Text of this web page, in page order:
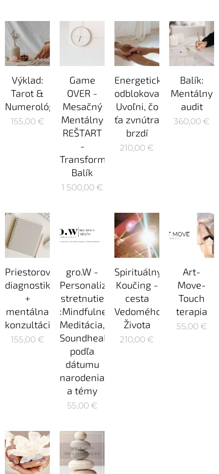
Výklad:
Tarot &
Numerológia
155,00€
Game
OVER -
Mesačný
Mentálny
REŠTART
-
Transformačný
Balík
1 500,00€
Energetické
odblokovanie:
Uvoľni, čo
ťa zvnútra
brzdí
210,00 €
Balík:
Mentálny
audit
360,00 €
Priestorová
diagnostika
+
mentálna
konzultácia
155,00€
gro.W -
Personalizované
stretnutie
:Mindfulness,
Meditácia,
Soundhealing
podľa
dátumu
narodenia
a témy
55,00€
Spirituálny
Koučing -
cesta
Vedomého
Života
210,00 €
Art-
Move-
Touch
terapia
55,00€